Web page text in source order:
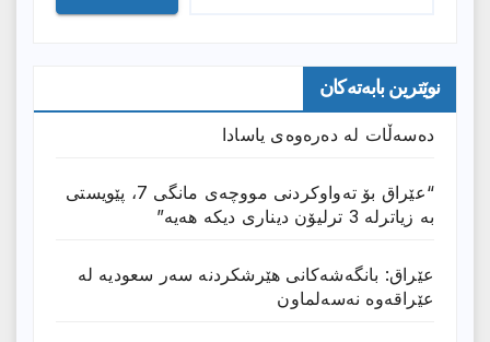
نوێترین بابەتەکان
دەسەڵات لە دەرەوەی یاسادا
“عێراق بۆ تەواوکردنی مووچەی مانگى 7، پێویستی
بە زیاترلە 3 ترلیۆن دیناری دیکە هەیە”
عێراق: بانگەشەكانی هێرشكردنە سەر سعودیە لە
عێراقەوە نەسەلماون